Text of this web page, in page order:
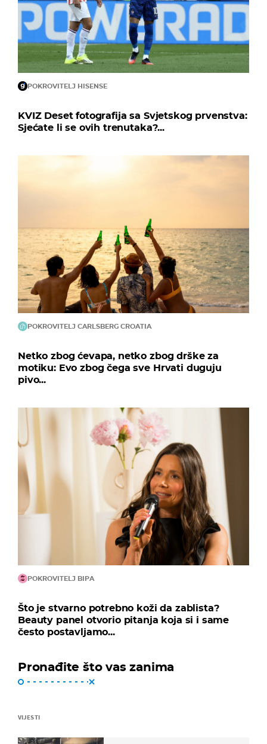
POKROVITELJ HISENSE
KVIZ Deset fotografija sa Svjetskog prvenstva:
Sjećate li se ovih trenutaka?...
POKROVITELJ CARLSBERG CROATIA
Netko zbog ćevapa, netko zbog drške za
motiku: Evo zbog čega sve Hrvati duguju
pivo...
POKROVITELJ BIPA
Što je stvarno potrebno koži da zablista?
Beauty panel otvorio pitanja koja si i same
često postavljamo...
Pronađite što vas zanima
VIJESTI